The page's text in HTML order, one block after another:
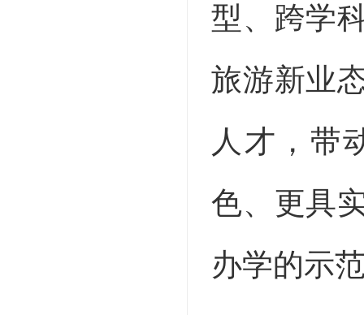
型、跨学
旅游新业
人才，带
色、更具
办学的示